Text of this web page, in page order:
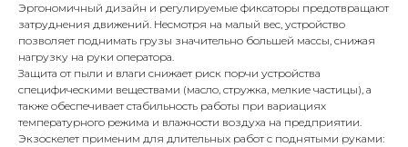
Эргономичный дизайн и регулируемые фиксаторы предотвращают
затруднения движений. Несмотря на малый вес, устройство
позволяет поднимать грузы значительно большей массы, снижая
нагрузку на руки оператора.
Защита от пыли и влаги снижает риск порчи устройства
специфическими веществами (масло, стружка, мелкие частицы), а
также обеспечивает стабильность работы при вариациях
температурного режима и влажности воздуха на предприятии.
Экзоскелет применим для длительных работ с поднятыми руками: